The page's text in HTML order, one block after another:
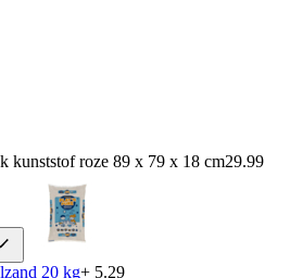
kunststof roze 89 x 79 x 18 cm29.99
20 kg+ 5.29